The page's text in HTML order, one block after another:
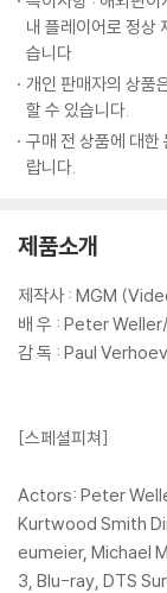
내 플레이어로 정상
습니다
개인 판매자의 상품
할 수 있습니다.
구매 전 상품에 대한
랍니다.
제품소개
제작사 : MGM
배 우 : Peter
감 독 : Paul
[스페셜피쳐]
Actors: Peter
Kurtwood Smith
eumeier, Michael
3, Blu-ray, DTS